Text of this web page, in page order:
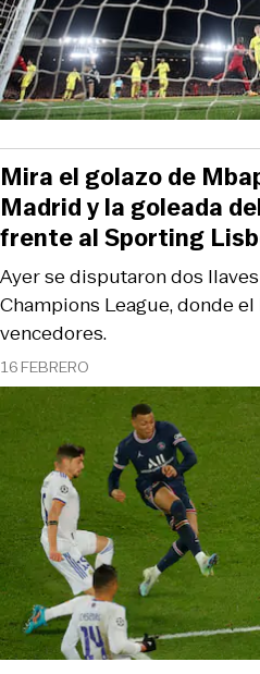
16 FEBRERO
Ayer se disputaron dos
Champions League, donde
vencedores.
Mira el golazo de
Madrid y la goleada
frente al Sporting